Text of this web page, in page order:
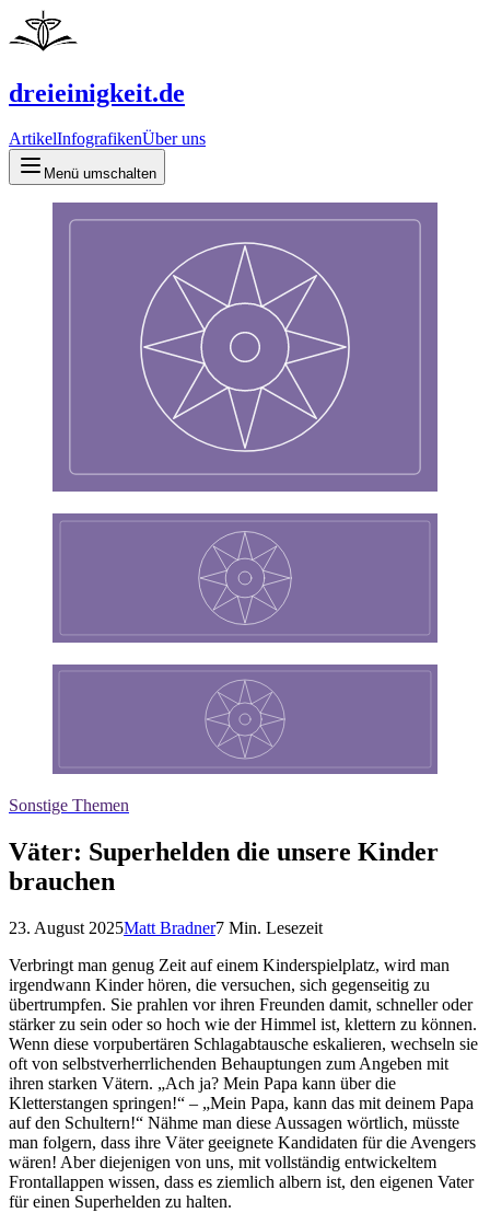
dreieinigkeit.de
ArtikelInfografikenÜber uns
Menü umschalten
Sonstige Themen
Väter: Superhelden die unsere Kinder
brauchen
23. August 2025Matt Bradner7 Min. Lesezeit
Verbringt man genug Zeit auf einem Kinderspielplatz, wird man
irgendwann Kinder hören, die versuchen, sich gegenseitig zu
übertrumpfen. Sie prahlen vor ihren Freunden damit, schneller oder
stärker zu sein oder so hoch wie der Himmel ist, klettern zu können.
Wenn diese vorpubertären Schlagabtausche eskalieren, wechseln sie
oft von selbstverherrlichenden Behauptungen zum Angeben mit
ihren starken Vätern. „Ach ja? Mein Papa kann über die
Kletterstangen springen!“ – „Mein Papa, kann das mit deinem Papa
auf den Schultern!“ Nähme man diese Aussagen wörtlich, müsste
man folgern, dass ihre Väter geeignete Kandidaten für die Avengers
wären! Aber diejenigen von uns, mit vollständig entwickeltem
Frontallappen wissen, dass es ziemlich albern ist, den eigenen Vater
für einen Superhelden zu halten.